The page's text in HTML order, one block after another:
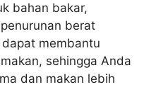
bahan bakar,
berat
membantu
sehingga Anda
dan makan lebih